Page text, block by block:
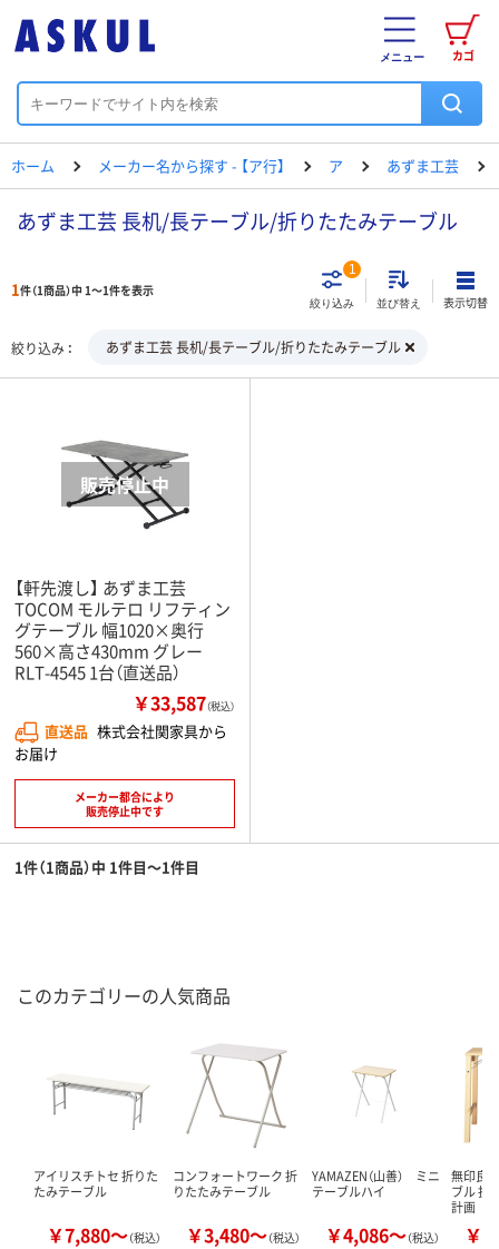
カゴ
メニュー
ホーム メーカー名から探す - 【ア行】 ア あずま工芸
あずま工芸 長机/長テーブル/折りたたみテーブル
1件（1商品）中 1～1件を表示
絞り込み
1
並び替え 表示切替
絞り込み あずま工芸 長机/長テーブル/折りたたみテーブル
【軒先渡し】 あずま工芸
TOCOM モルテロ リフティン
グテーブル 幅1020×奥行
560×高さ430mm グレー
RLT-4545 1台（直送品）
￥33,587（税込）
直送品 株式会社関家具から
お届け
メーカー都合により
販売停止中です
1件（1商品）中 1件目～1件目
このカテゴリーの人気商品
アイリスチトセ 折りた
たみテーブル
￥7,880～（税込）
コンフォートワーク 折
りたたみテーブル
￥3,480～（税込）
YAMAZEN（山善） ミニ
テーブルハイ
￥4,086～（税込）
無印良
ブル 折
計画
￥